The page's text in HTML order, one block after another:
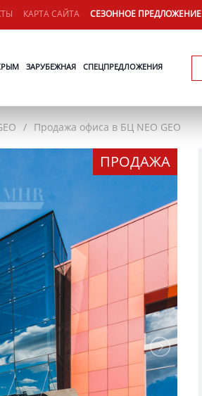
КАРТА САЙТА СЕЗОННОЕ ПРЕДЛОЖЕНИЕ
ЗАРУБЕЖНАЯ СПЕЦПРЕДЛОЖЕНИЯ
Продажа офиса в БЦ NEO GEO
ПРОДАЖА